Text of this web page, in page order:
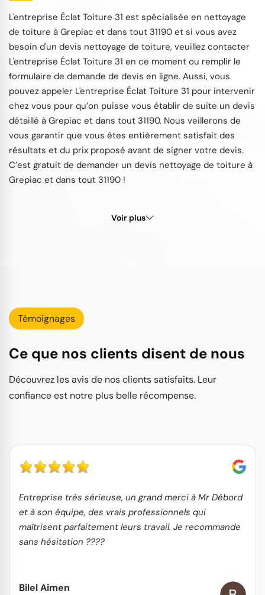
L'entreprise Éclat Toiture 31 est spécialisée en nettoyage
de toiture à Grepiac et dans tout 31190 et si vous avez
besoin d'un devis nettoyage de toiture, veuillez contacter
L'entreprise Éclat Toiture 31 en ce moment ou remplir le
formulaire de demande de devis en ligne. Aussi, vous
pouvez appeler L'entreprise Éclat Toiture 31 pour intervenir
chez vous pour qu’on puisse vous établir de suite un devis
détaillé à Grepiac et dans tout 31190. Nous veillerons de
vous garantir que vous êtes entièrement satisfait des
résultats et du prix proposé avant de signer votre devis.
C’est gratuit de demander un devis nettoyage de toiture à
Grepiac et dans tout 31190 !
Voir plus
Témoignages
Ce que nos clients disent de nous
Découvrez les avis de nos clients satisfaits. Leur
confiance est notre plus belle récompense.
Entreprise très sérieuse, un grand merci à Mr Débord
et à son équipe, des vrais professionnels qui
maîtrisent parfaitement leurs travail. Je recommande
sans hésitation ????
Bilel Aimen